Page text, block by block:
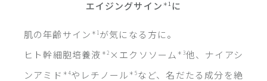
エイジングサイン ＊1 に
肌の年齢サイン ＊1が気になる方に。
ヒト幹細胞培養液 ＊2 ×エクソソーム ＊3他、ナイアシ
ンアミド ＊4やレチノール ＊5など、名だたる成分を絶